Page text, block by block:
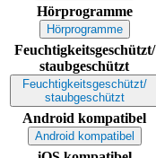
Hörprogramme
Hörprogramme
Feuchtigkeitsgeschützt/
staubgeschützt
Feuchtigkeitsgeschützt/
staubgeschützt
Android kompatibel
Android kompatibel